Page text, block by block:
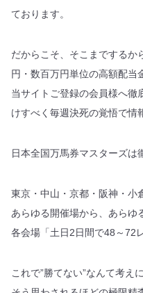
ております。
だからこそ、そこまでするか
円・数百万円単位の高額配当
当サイトご登録の会員様へ徹
けすべく毎週決死の覚悟で情
日本全国万馬券マスターズは
東京・中山・京都・阪神・小
あらゆる開催場から、あらゆ
各会場「土日2日間で48～72
これで”勝てない”なんて考え